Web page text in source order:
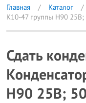
Главная Каталог
К10-47 группы Н90
Сдать
Н90 25В;